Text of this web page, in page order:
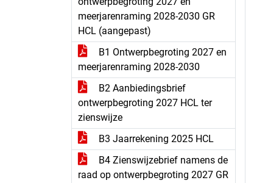
meerjarenraming 2028-2030 GR
HCL (aangepast)
B1 Ontwerpbegroting 2027 en
meerjarenraming 2028-2030
B2 Aanbiedingsbrief
ontwerpbegroting 2027 HCL ter
zienswijze
B3 Jaarrekening 2025 HCL
B4 Zienswijzebrief namens de
raad op ontwerpbegroting 2027 GR